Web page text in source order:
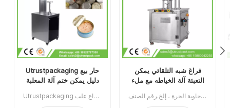
Utrustpackaging حار بيع
دليل يمكن ختم آلة المعلبة
Utrustpackaging دليل البيع الساخن للعلبة ، آلة ختم الطعام المعلب ، مناسبة لإغلاق جميع أنواع علب PET / علب الورق المركبة ، علب الصفيح أو غيرها من الحاويات المستديرة. كفاءة عالية عن طريق النقل الميكانيكي ، الهياكل البسيطة والملائمة للصيانة ، وخفيفة الوزن وسهلة التشغيل.الحد الأدنى للطلب:1قسط:تي / تميناء الشحن:قوانغتشوالمنطقة الأصلية:الصينمهلة:3-5 أيام بعد تلقي الودائع
فراغ شبه التلقائي يمكن
التعبئة آلة الخياطه مع ملء
آلة تغليف العلب ذات الفراغ شبه الأوتوماتيكية مع النيتروجين الملئ يستخدم على نطاق واسع في صناعة الأغذية ، الكيماويات ، الأدوية ، الشرب ، ينطبق على علب البلاستيك / القصدير / الألومنيوم ، الزجاجة ، حاوية الجرة ، إلخ.رقم الصنف:UT1BFG6الحد الأدنى للطلب:1قسط:TTميناء الشحن:قوانغتشوالمنطقة الأصلية:قوانغتشو، الصينمهلة:15 يوما بعد تلقي الودائع